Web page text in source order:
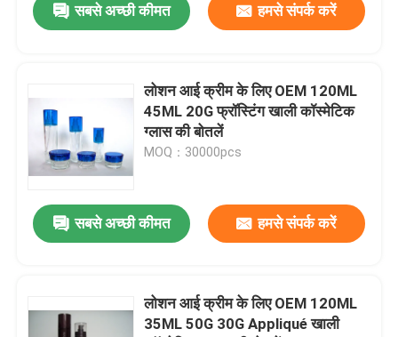
सबसे अच्छी कीमत हमसे संपर्क करें
लोशन आई क्रीम के लिए OEM 120ML
45ML 20G फ्रॉस्टिंग खाली कॉस्मेटिक
ग्लास की बोतलें
MOQ：30000pcs
सबसे अच्छी कीमत हमसे संपर्क करें
लोशन आई क्रीम के लिए OEM 120ML
35ML 50G 30G Appliqué खाली